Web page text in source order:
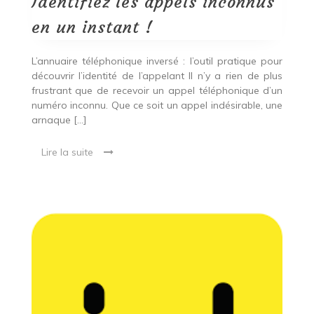
un
en un instant !
L’annuaire téléphonique inversé : l’outil pratique pour
découvrir l’identité de l’appelant Il n’y a rien de plus
frustrant que de recevoir un appel téléphonique d’un
numéro inconnu. Que ce soit un appel indésirable, une
arnaque […]
Lire la suite